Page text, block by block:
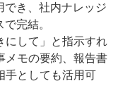
でき、社内ナレッジ
完結。
にして」と指示すれ
メモの要約、報告書
手としても活用可